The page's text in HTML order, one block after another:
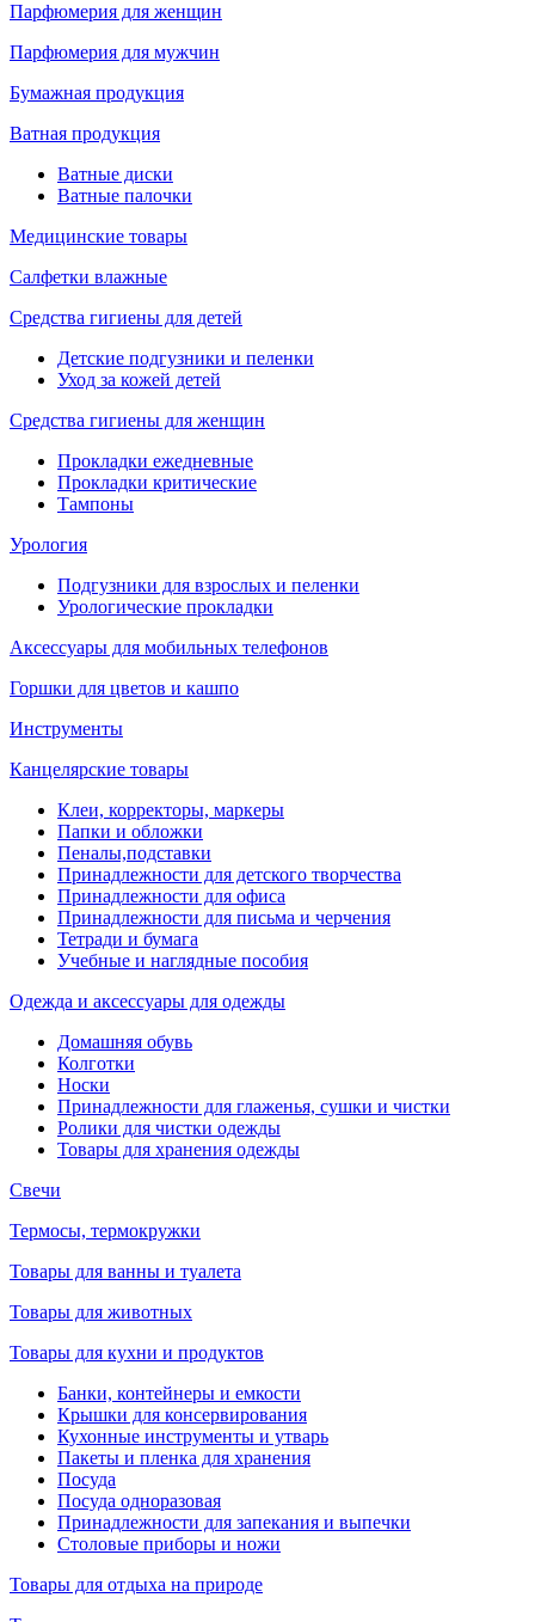
Парфюмерия для женщин
Парфюмерия для мужчин
Бумажная продукция
Ватная продукция
Ватные диски
Ватные палочки
Медицинские товары
Салфетки влажные
Средства гигиены для детей
Детские подгузники и пеленки
Уход за кожей детей
Средства гигиены для женщин
Прокладки ежедневные
Прокладки критические
Тампоны
Урология
Подгузники для взрослых и пеленки
Урологические прокладки
Аксессуары для мобильных телефонов
Горшки для цветов и кашпо
Инструменты
Канцелярские товары
Клеи, корректоры, маркеры
Папки и обложки
Пеналы,подставки
Принадлежности для детского творчества
Принадлежности для офиса
Принадлежности для письма и черчения
Тетради и бумага
Учебные и наглядные пособия
Одежда и аксессуары для одежды
Домашняя обувь
Колготки
Носки
Принадлежности для глаженья, сушки и чистки
Ролики для чистки одежды
Товары для хранения одежды
Свечи
Термосы, термокружки
Товары для ванны и туалета
Товары для животных
Товары для кухни и продуктов
Банки, контейнеры и емкости
Крышки для консервирования
Кухонные инструменты и утварь
Пакеты и пленка для хранения
Посуда
Посуда одноразовая
Принадлежности для запекания и выпечки
Столовые приборы и ножи
Товары для отдыха на природе